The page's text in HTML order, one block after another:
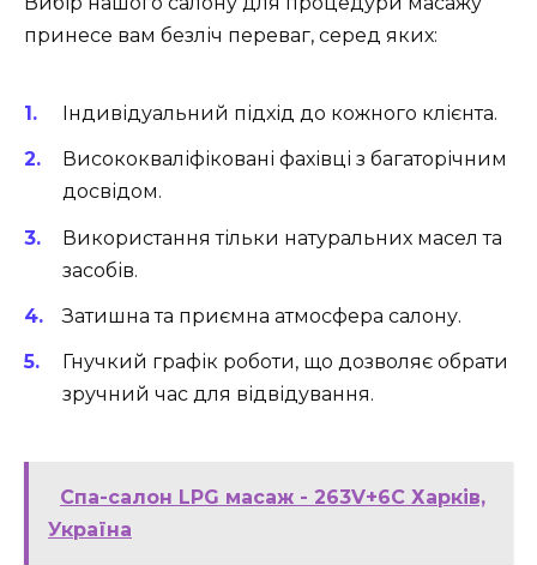
принесе вам безліч переваг, серед яких:
Індивідуальний підхід до кожного клієнта.
Висококваліфіковані фахівці з багаторічним
досвідом.
Використання тільки натуральних масел та
засобів.
Затишна та приємна атмосфера салону.
Гнучкий графік роботи, що дозволяє обрати
зручний час для відвідування.
Спа-салон LPG масаж - 263V+6C Харків,
Україна